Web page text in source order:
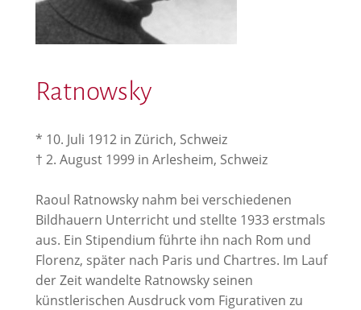
Ratnowsky
* 10. Juli 1912 in Zürich, Schweiz
† 2. August 1999 in Arlesheim, Schweiz
Raoul Ratnowsky nahm bei verschiedenen
Bildhauern Unterricht und stellte 1933 erstmals
aus. Ein Stipendium führte ihn nach Rom und
Florenz, später nach Paris und Chartres. Im Lauf
der Zeit wandelte Ratnowsky seinen
künstlerischen Ausdruck vom Figurativen zu